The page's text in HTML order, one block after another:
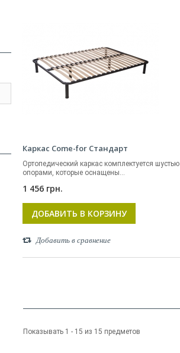
Каркас Come-for Стандарт
Ортопедический каркас комплектуется шустью
опорами, которые оснащены...
1 456 грн.
ДОБАВИТЬ В КОРЗИНУ
Добавить в сравнение
Показывать 1 - 15 из 15 предметов